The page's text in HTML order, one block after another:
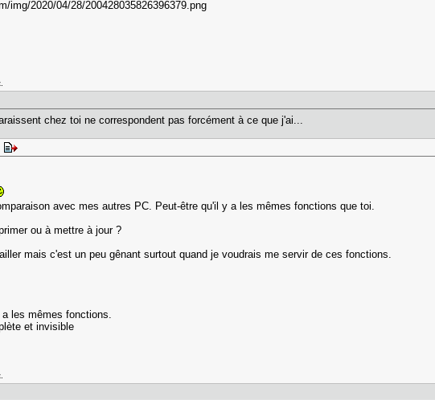
chez toi ne correspondent pas forcément à ce que j'ai...
avec mes autres PC. Peut-être qu'il y a les mêmes fonctions que toi.
ou à mettre à jour ?
mais c'est un peu gênant surtout quand je voudrais me servir de ces fonctions.
les mêmes fonctions.
et invisible